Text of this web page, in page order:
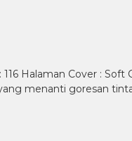
Halaman Cover :
menanti goresan